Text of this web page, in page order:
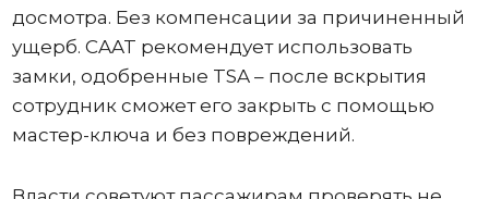
досмотра. Без компенсации за причиненный
ущерб. CAAT рекомендует использовать
замки, одобренные TSA – после вскрытия
сотрудник сможет его закрыть с помощью
мастер-ключа и без повреждений.